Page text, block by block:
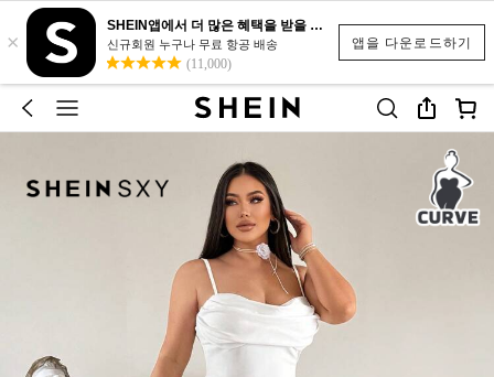
앱을 다운로드하기
×
SHEIN앱에서 더 많은 혜택을 받을 수 있어요.
신규회원 누구나 무료 항공 배송
(11,000)